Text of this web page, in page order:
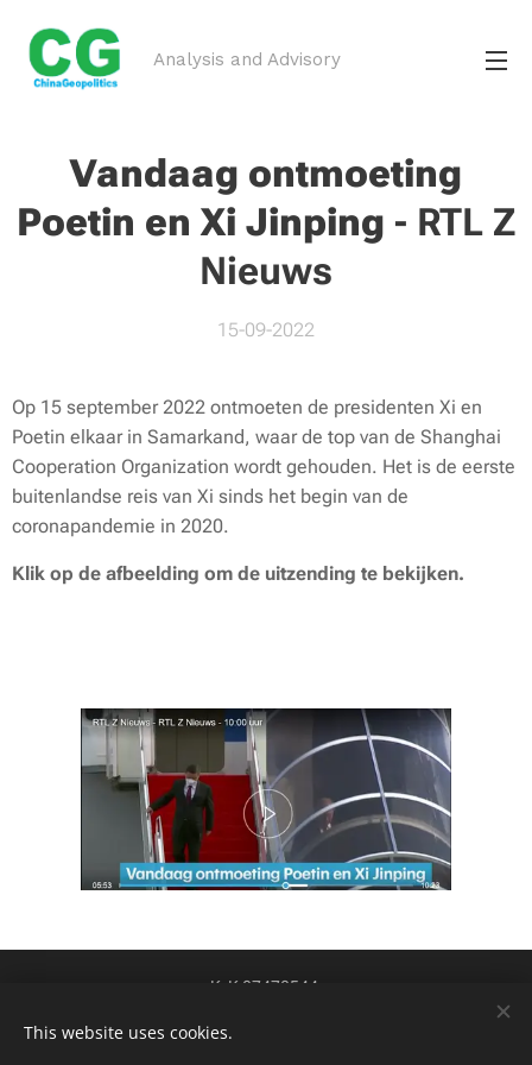
Analysis and Advisory
Vandaag ontmoeting
Poetin en Xi Jinping - RTL Z
Nieuws
15-09-2022
Op 15 september 2022 ontmoeten de presidenten Xi en
Poetin elkaar in Samarkand, waar de top van de Shanghai
Cooperation Organization wordt gehouden. Het is de eerste
buitenlandse reis van Xi sinds het begin van de
coronapandemie in 2020.
Klik op de afbeelding om de uitzending te bekijken.
KvK 87478544
btw-id NL004424449B84
This website uses cookies.